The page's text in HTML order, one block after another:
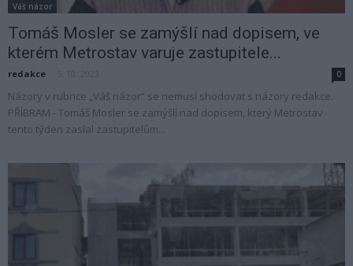
Váš názor
Tomáš Mosler se zamýšlí nad dopisem, ve
kterém Metrostav varuje zastupitele...
redakce 0
Názory v rubrice „Váš názor“ se nemusí shodovat s názory redakce.
PŘÍBRAM - Tomáš Mosler se zamýšlí nad dopisem, který Metrostav
tento týden zaslal zastupitelům...